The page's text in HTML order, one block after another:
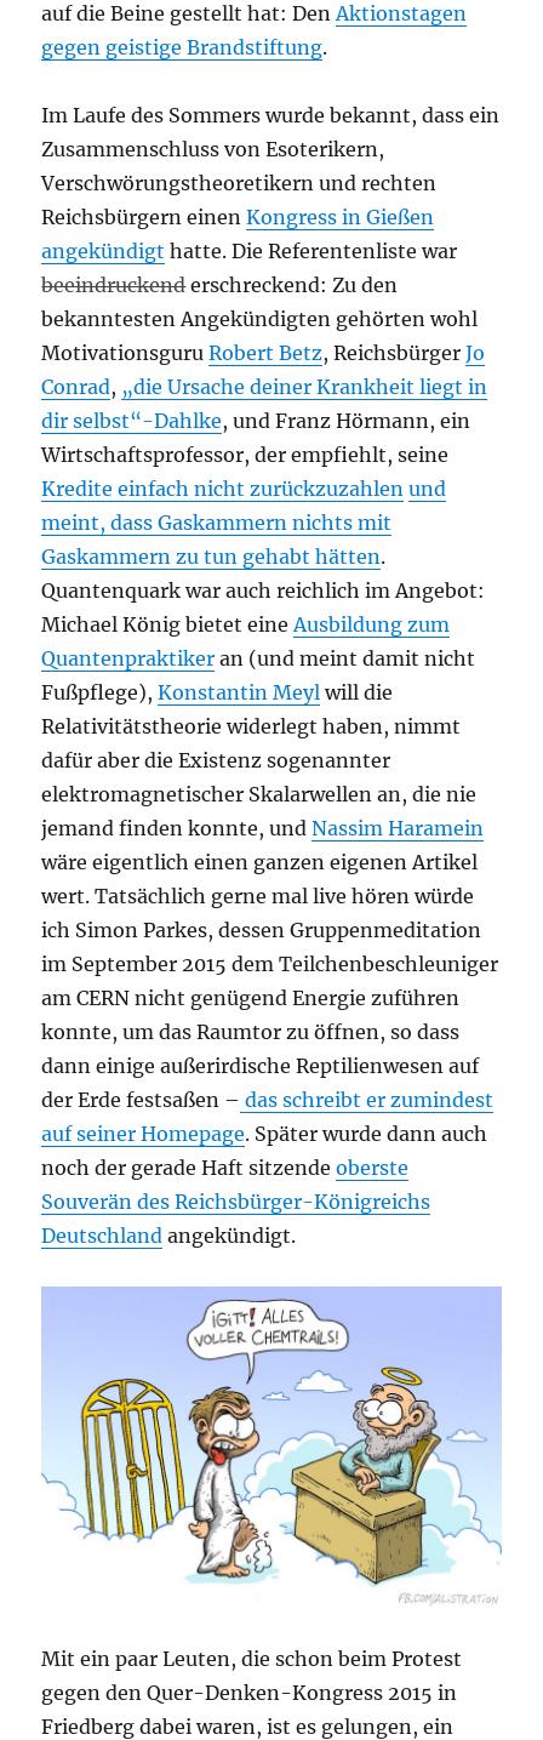
auf die Beine gestellt hat: DenAktionstagen
gegen geistige Brandstiftung.
Im Laufe des Sommers wurde bekannt, dass ein
Zusammenschluss von Esoterikern,
Verschwörungstheoretikern und rechten
Reichsbürgern einenKongress in Gießen
angekündigt hatte. Die Referentenliste war
beeindruckenderschreckend: Zu den
bekanntesten Angekündigten gehörten wohl
MotivationsguruRobert Betz, ReichsbürgerJo
Conrad, „die Ursache deiner Krankheit liegt in
dir selbst“-Dahlke, und Franz Hörmann, ein
Wirtschaftsprofessor, der empfiehlt, seine
Kredite einfach nicht zurückzuzahlen und
meint, dass Gaskammern nichts mit
Gaskammern zu tun gehabt hätten.
Quantenquark war auch reichlich im Angebot:
Michael König bietet eineAusbildung zum
Quantenpraktiker an (und meint damit nicht
Fußpflege),Konstantin Meyl will die
Relativitätstheorie widerlegt haben, nimmt
dafür aber die Existenz sogenannter
elektromagnetischer Skalarwellen an, die nie
jemand finden konnte, undNassim Haramein
wäre eigentlich einen ganzen eigenen Artikel
wert. Tatsächlich gerne mal live hören würde
ich Simon Parkes, dessen Gruppenmeditation
im September 2015 dem Teilchenbeschleuniger
am CERN nicht genügend Energie zuführen
konnte, um das Raumtor zu öffnen, so dass
dann einige außerirdische Reptilienwesen auf
der Erde festsaßen – das schreibt er zumindest
auf seiner Homepage. Später wurde dann auch
noch der gerade Haft sitzendeoberste
Souverän des Reichsbürger-Königreichs
Deutschland angekündigt.
Mit ein paar Leuten, die schon beim Protest
gegen den Quer-Denken-Kongress 2015 in
Friedberg dabei waren, ist es gelungen, ein